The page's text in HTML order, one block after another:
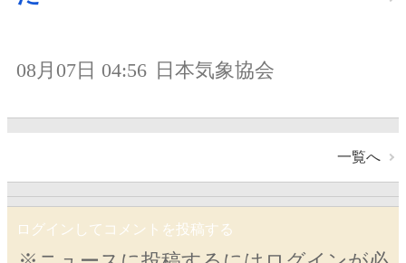
08月07日 04:56 日本気象協会
一覧へ
ログインしてコメントを投稿する